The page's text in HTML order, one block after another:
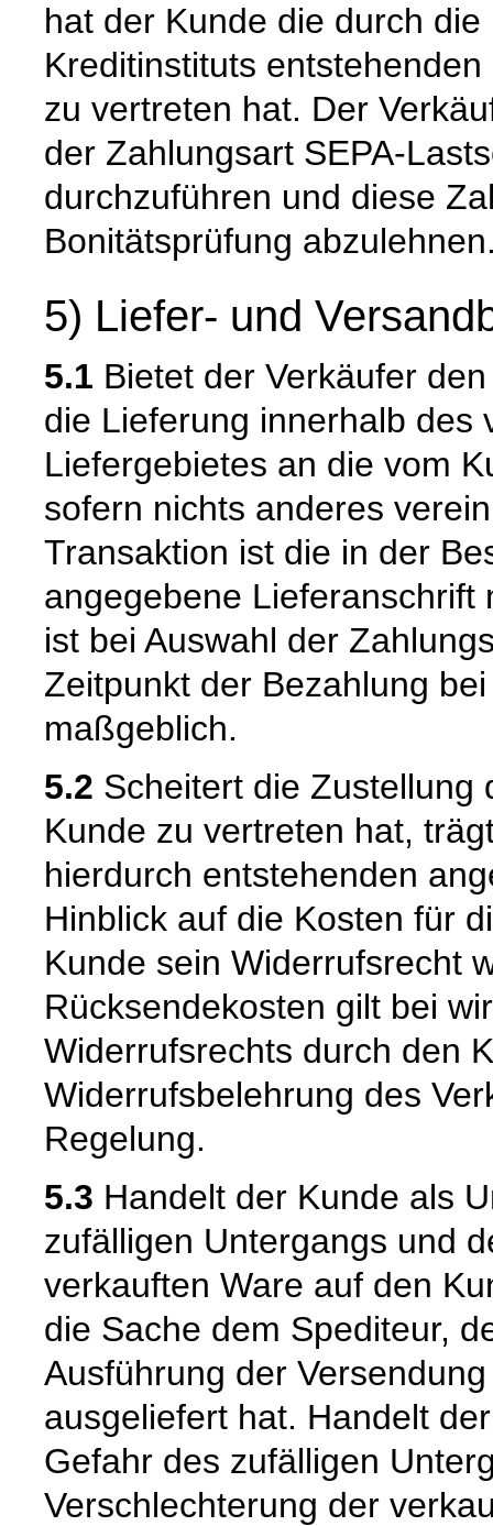
hat der Kunde die durch
Kreditinstituts
zu vertreten hat. Der
der Zahlungsart SEPA-
durchzuführen und diese
Bonitätsprüfung
5) Liefer- und
5.1 Bietet der Verkäufer
die Lieferung innerhalb des
Liefergebietes an die vom
sofern nichts anderes
Transaktion ist die in der
angegebene Lieferanschrift
ist bei Auswahl der
Zeitpunkt der Bezahlung
maßgeblich.
5.2 Scheitert die Zustellung
Kunde zu vertreten hat,
hierdurch entstehenden
Hinblick auf die Kosten für
Kunde sein Widerrufsrecht
Rücksendekosten gilt bei
Widerrufsrechts durch den
Widerrufsbelehrung des
Regelung.
5.3 Handelt der Kunde als
zufälligen Untergangs und
verkauften Ware auf den
die Sache dem Spediteur,
Ausführung der
ausgeliefert hat. Handelt
Gefahr des zufälligen
Verschlechterung der